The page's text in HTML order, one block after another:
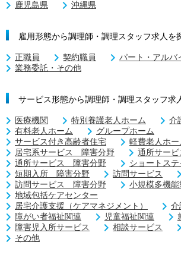
鹿児島県
沖縄県
雇用形態から調理師・調理スタッフ求人を
正職員 契約職員
パート・アルバ
業務委託・その他
サービス形態から調理師・調理スタッフ求
医療機関 特別養護老人ホーム
介
有料老人ホーム
グループホーム
サービス付き高齢者住宅
軽費老人ホー
居宅系サービス 障害分野
通所サービ
通所サービス 障害分野
ショートステ
短期入所 障害分野
訪問サービス
訪問サービス 障害分野
小規模多機
地域包括ケアセンター
居宅介護支援（ケアマネジメント）
介
障がい者福祉関連
児童福祉関連
障害児入所サービス
相談サービス
その他